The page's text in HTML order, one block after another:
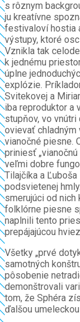
s rôznym
ju kreatívne
festivaloví hostia
výstupy, ktoré
Vznikla tak
k jednému
úplne
explózie.
Svitekovej a
iba reproduktor a
stupňov, vo
ovievať chladným
vianočné piesne.
priniesť
veľmi dobre
Tilajčíka a
podsvietenej
smerujúci od nich
folklórne piesne
naplnili tento
prepájajúcou
Všetky „prvé
samotných
pôsobenie
demonštrovali
tom, že Sphéra
ďalšou